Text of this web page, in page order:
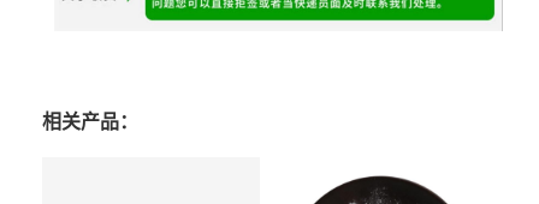
相关产品：